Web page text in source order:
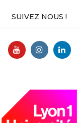
SUIVEZ NOUS !